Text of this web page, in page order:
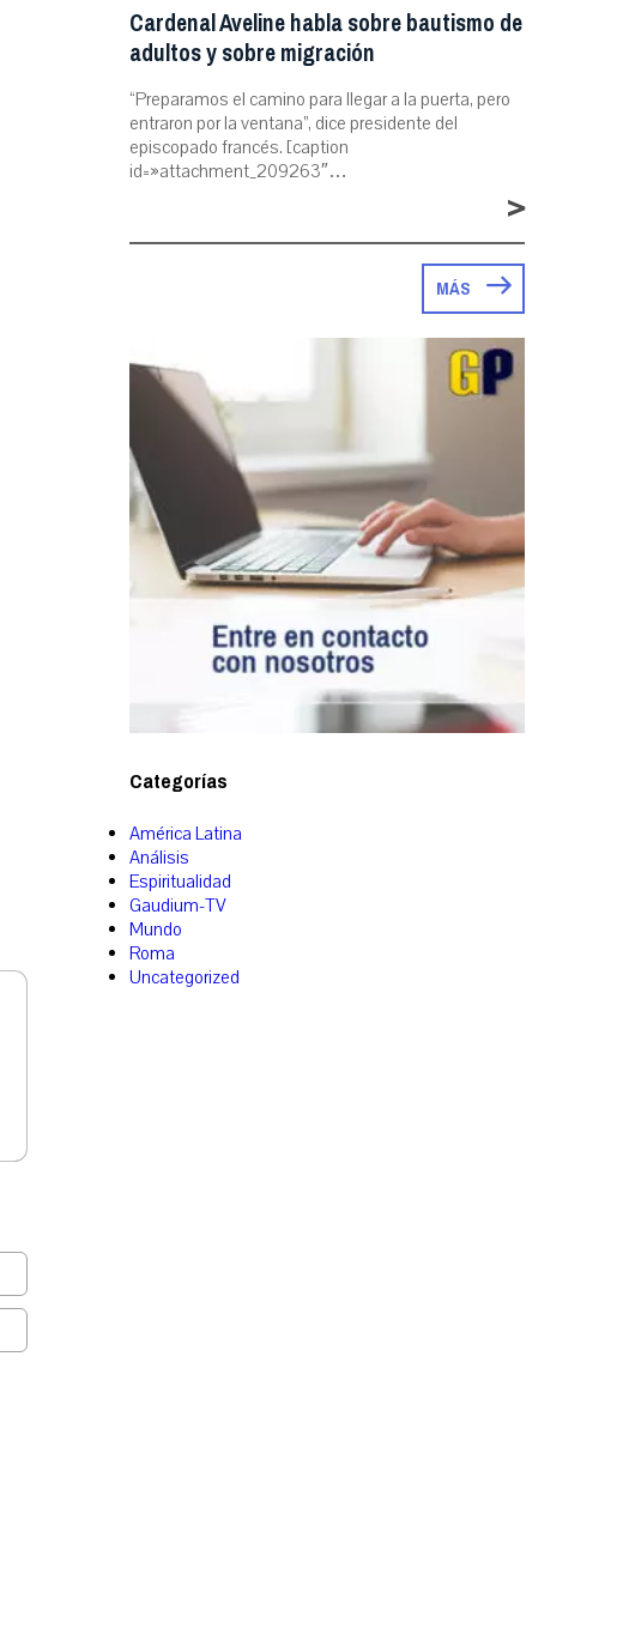
Cardenal Aveline habla sobre bautismo de
adultos y sobre migración
“Preparamos el camino para llegar a la puerta, pero
entraron por la ventana”, dice presidente del
episcopado francés. [caption
id=»attachment_209263″…
>
MÁS
Categorías
América Latina
Análisis
Espiritualidad
Gaudium-TV
Mundo
Roma
Uncategorized